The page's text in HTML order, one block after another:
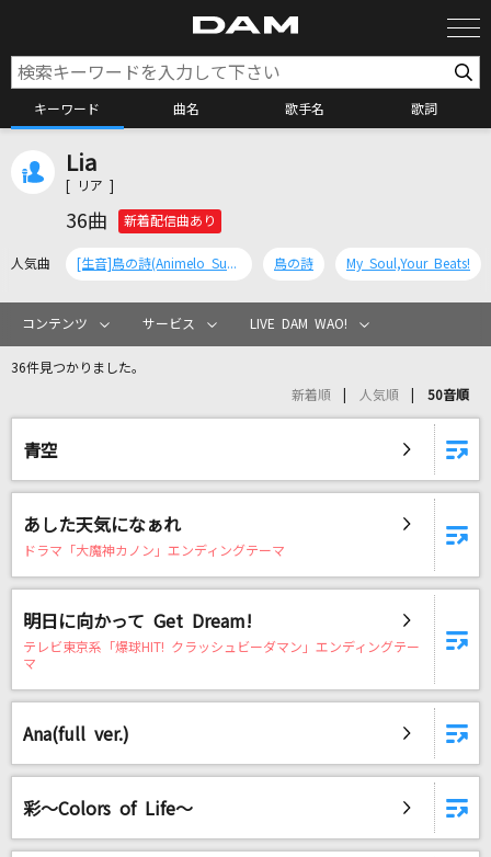
キーワード 曲名 歌手名 歌詞
カラオケリクエスト
ノーザンクロス
シェリル・ノーム starring May'n
NAME
NOISEMAKER
海と山椒魚
米津玄師
ア・プリオリ
Mrs. GREEN APPLE
Lia
[ リア ]
36曲 新着配信曲あり
人気曲 [生音]鳥の詩(Animelo Summer Live 2016 刻-TOKI-Ver.) 鳥の詩 My Soul,Your Beats!
コンテンツ サービス LIVE DAM WAO!
36件見つかりました。
新着順 人気順 50音順
青空
あした天気になぁれ
ドラマ「大魔神カノン」エンディングテーマ
明日に向かって Get Dream!
テレビ東京系「爆球HIT! クラッシュビーダマン」エンディングテー
マ
Ana(full ver.)
彩～Colors of Life～